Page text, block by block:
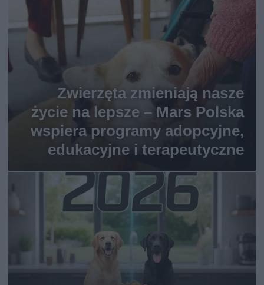
Zwierzęta zmieniają nasze
życie na lepsze – Mars Polska
wspiera programy adopcyjne,
edukacyjne i terapeutyczne